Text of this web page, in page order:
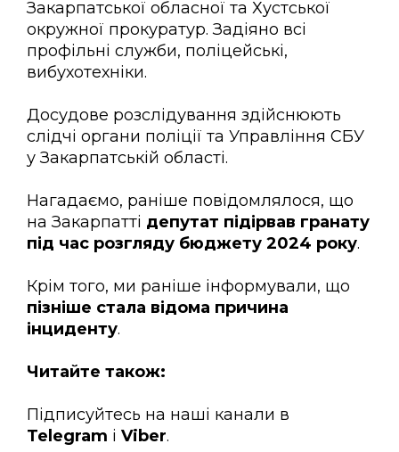
Закарпатської обласної та Хустської
окружної прокуратур. Задіяно всі
профільні служби, поліцейські,
вибухотехніки.
Досудове розслідування здійснюють
слідчі органи поліції та Управління СБУ
у Закарпатській області.
Нагадаємо, раніше повідомлялося, що
на Закарпатті депутат підірвав гранату
під час розгляду бюджету 2024 року.
Крім того, ми раніше інформували, що
пізніше стала відома причина
інциденту.
Читайте також:
Підписуйтесь на наші канали в
Telegram і Viber.